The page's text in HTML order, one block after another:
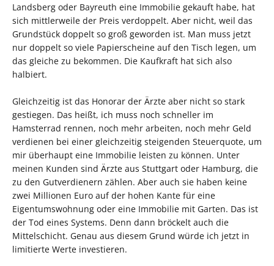
Landsberg oder Bayreuth eine Immobilie gekauft habe, hat
sich mittlerweile der Preis verdoppelt. Aber nicht, weil das
Grundstück doppelt so groß geworden ist. Man muss jetzt
nur doppelt so viele Papierscheine auf den Tisch legen, um
das gleiche zu bekommen. Die Kaufkraft hat sich also
halbiert.
Gleichzeitig ist das Honorar der Ärzte aber nicht so stark
gestiegen. Das heißt, ich muss noch schneller im
Hamsterrad rennen, noch mehr arbeiten, noch mehr Geld
verdienen bei einer gleichzeitig steigenden Steuerquote, um
mir überhaupt eine Immobilie leisten zu können. Unter
meinen Kunden sind Ärzte aus Stuttgart oder Hamburg, die
zu den Gutverdienern zählen. Aber auch sie haben keine
zwei Millionen Euro auf der hohen Kante für eine
Eigentumswohnung oder eine Immobilie mit Garten. Das ist
der Tod eines Systems. Denn dann bröckelt auch die
Mittelschicht. Genau aus diesem Grund würde ich jetzt in
limitierte Werte investieren.